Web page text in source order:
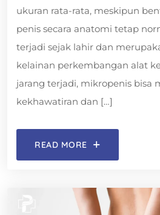
ukuran rata-rata, meskipun
penis secara anatomi tetap
terjadi sejak lahir dan
kelainan perkembangan alat
jarang terjadi, mikropenis bisa
kekhawatiran dan […]
READ MORE